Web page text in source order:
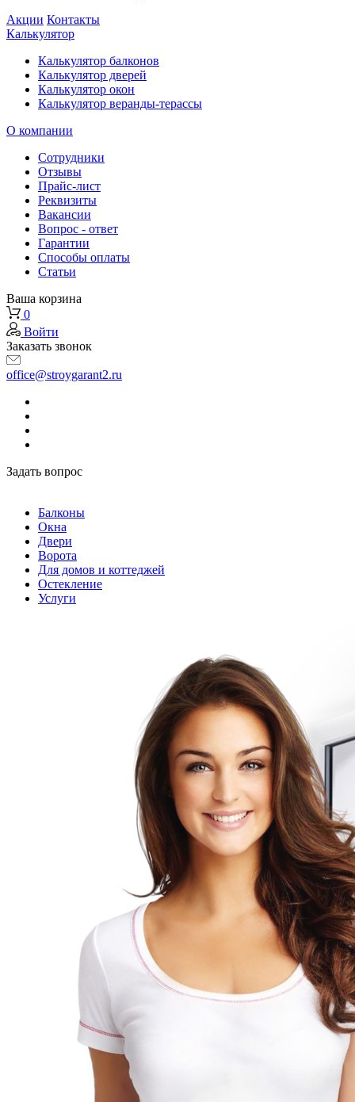
Акции Контакты
Калькулятор
Калькулятор балконов
Калькулятор дверей
Калькулятор окон
Калькулятор веранды-терассы
О компании
Сотрудники
Отзывы
Прайс-лист
Реквизиты
Вакансии
Вопрос - ответ
Гарантии
Способы оплаты
Статьи
Ваша корзина
0
Войти
Заказать звонок
office@stroygarant2.ru
Задать вопрос
Балконы
Окна
Двери
Ворота
Для домов и коттеджей
Остекление
Услуги